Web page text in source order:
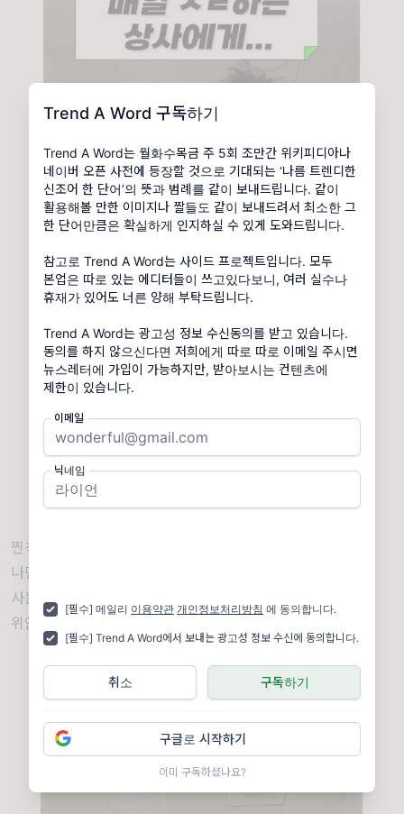
Trend A Word 구독하기
Trend A Word는 월화수목금 주 5회 조만간 위키피디아나
네이버 오픈 사전에 등장할 것으로 기대되는 ‘나름 트렌디한
신조어 한 단어’의 뜻과 범례를 같이 보내드립니다. 같이
활용해볼 만한 이미지나 짤들도 같이 보내드려서 최소한 그
한 단어만큼은 확실하게 인지하실 수 있게 도와드립니다.
참고로 Trend A Word는 사이드 프로젝트입니다. 모두
본업은 따로 있는 에디터들이 쓰고있다보니, 여러 실수나
휴재가 있어도 너른 양해 부탁드립니다.
Trend A Word는 광고성 정보 수신동의를 받고 있습니다.
동의를 하지 않으신다면 저희에게 따로 따로 이메일 주시면
뉴스레터에 가입이 가능하지만, 받아보시는 컨텐츠에
제한이 있습니다.
이메일
닉네임
[필수] 메일리 이용약관 개인정보처리방침 에 동의합니다.
[필수] Trend A Word에서 보내는 광고성 정보 수신에 동의합니다.
구독하기
취소
구글로 시작하기
이미 구독하셨나요?
이미지 = 인스타그램 캡처
(https://www.instagram.com/reel/DKwVJ6lSRKJ/?
utm_source=ig_web_copy_link&igsh=MzRlODBiNWFlZA==)
찐직장인이 말아주는 직장인 콘텐츠.
나만 이렇게 사는 줄 알았더니
사는 거 다 똑같다는 생각이 들어서
위안이 된다. 다들 힘내자.